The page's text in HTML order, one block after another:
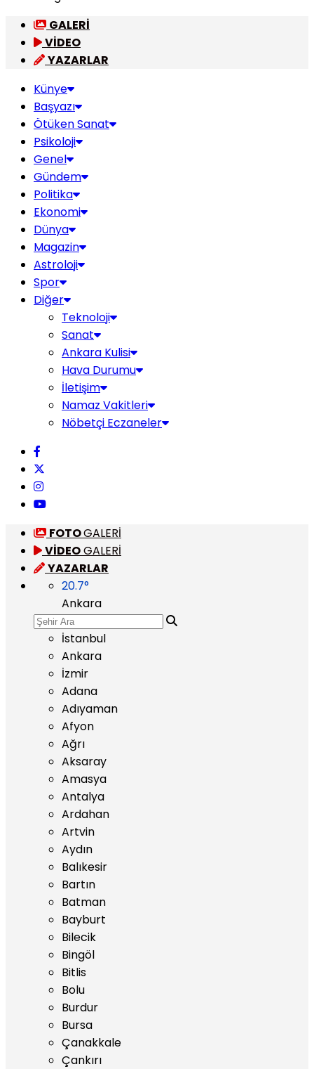
GALERİ
VİDEO
YAZARLAR
Künye
Başyazı
Ötüken Sanat
Psikoloji
Genel
Gündem
Politika
Ekonomi
Dünya
Magazin
Astroloji
Spor
Diğer
Teknoloji
Sanat
Ankara Kulisi
Hava Durumu
İletişim
Namaz Vakitleri
Nöbetçi Eczaneler
FOTOGALERİ
VİDEOGALERİ
YAZARLAR
20.7°
Ankara
İstanbul
Ankara
İzmir
Adana
Adıyaman
Afyon
Ağrı
Aksaray
Amasya
Antalya
Ardahan
Artvin
Aydın
Balıkesir
Bartın
Batman
Bayburt
Bilecik
Bingöl
Bitlis
Bolu
Burdur
Bursa
Çanakkale
Çankırı